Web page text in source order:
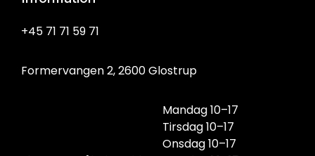
+45 71 71 59 71
Formervangen 2, 2600 Glostrup
Mandag 10–17
Tirsdag 10–17
Onsdag 10–17